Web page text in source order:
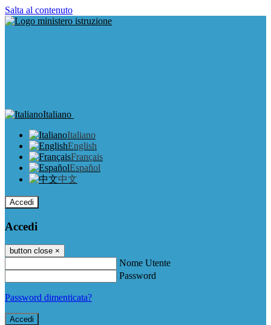
Salta al contenuto
Italiano
Italiano
English
Français
Español
中文
Accedi
Accedi
button close ×
Nome Utente
Password
Password dimenticata?